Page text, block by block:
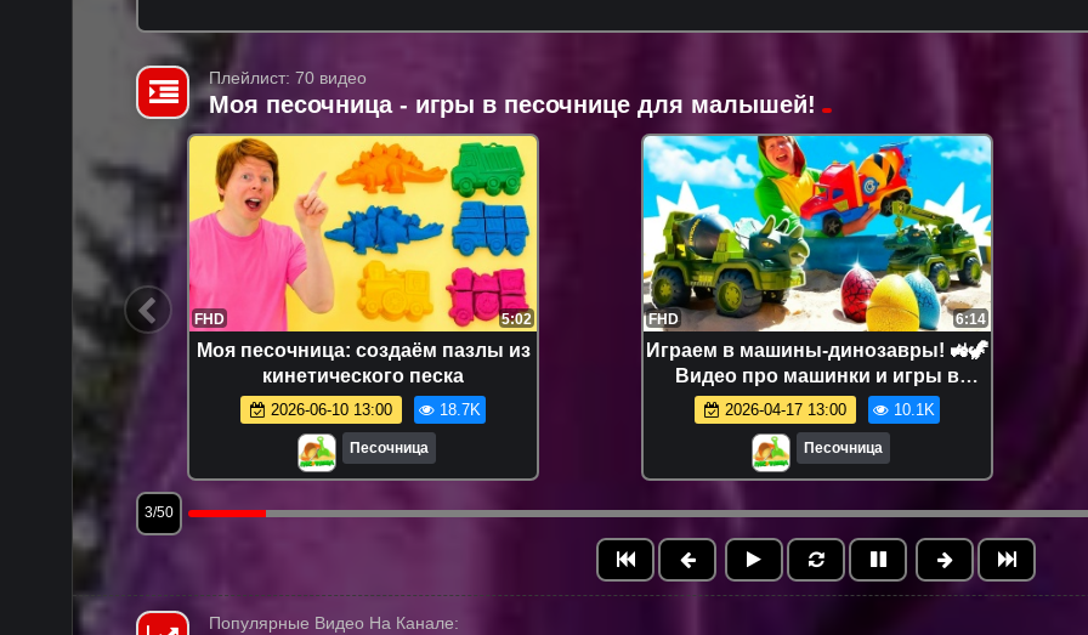
Плейлист: 70 видео
Моя песочница - игры в песочнице для малышей!
самых
FHD 5:02
Моя песочница: создаём пазлы из
кинетического песка
2026-06-10 13:00 18.7K
Песочница
FHD 6:14
Играем в машины-динозавры! 🚜🦖
Видео про машинки и игры в
песочнице для детей
2026-04-17 13:00 10.1K
Песочница
3/50
Популярные Видео На Канале: